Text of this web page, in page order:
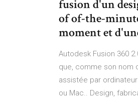
fusion d'un
of of-the-
moment et
Autodesk Fusion 360
que, comme son nom
assistée par
ou Mac.. Design,